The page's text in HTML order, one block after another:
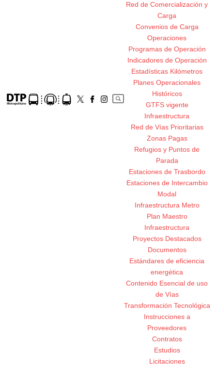
Red de Comercialización y
Carga
Convenios de Carga
Operaciones
Programas de Operación
Indicadores de Operación
Estadísticas Kilómetros
Planes Operacionales
Históricos
GTFS vigente
Infraestructura
Red de Vías Prioritarias
Zonas Pagas
Refugios y Puntos de
Parada
Estaciones de Trasbordo
Estaciones de Intercambio
Modal
Infraestructura Metro
Plan Maestro
Infraestructura
Proyectos Destacados
Documentos
Estándares de eficiencia
energética
Contenido Esencial de uso
de Vías
Transformación Tecnológica
Instrucciones a
Proveedores
Contratos
Estudios
Licitaciones